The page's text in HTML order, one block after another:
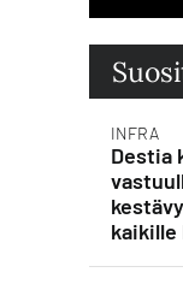
INFRA
Destia
kaikille